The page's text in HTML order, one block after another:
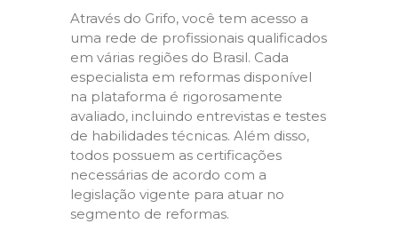
Através do Grifo, você tem acesso a
uma rede de profissionais qualificados
em várias regiões do Brasil. Cada
especialista em reformas disponível
na plataforma é rigorosamente
avaliado, incluindo entrevistas e testes
de habilidades técnicas. Além disso,
todos possuem as certificações
necessárias de acordo com a
legislação vigente para atuar no
segmento de reformas.